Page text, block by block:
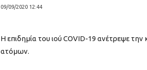
09/09/2020 12:44
Η επιδημία του ιού COVID-19 ανέτρεψε
ατόμων.